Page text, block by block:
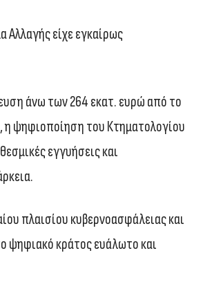
Αλλαγής είχε εγκαίρως
άνω των 264 εκατ. ευρώ από το
η ψηφιοποίηση του Κτηματολογίου
εγγυήσεις και
πλαισίου κυβερνοασφάλειας και
ψηφιακό κράτος ευάλωτο και